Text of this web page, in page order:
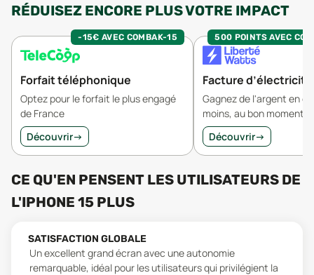
RÉDUISEZ ENCORE PLUS VOTRE IMPACT
-15€ AVEC COMBAK-15
Forfait téléphonique
Optez pour le forfait le plus engagé
de France
Découvrir→
500 POINTS AVEC
Facture d’électricité
Gagnez de l'argent en
moins, au bon moment.
Découvrir→
CE QU'EN PENSENT LES UTILISATEURS DE
L'IPHONE 15 PLUS
SATISFACTION GLOBALE
Un excellent grand écran avec une autonomie
remarquable, idéal pour les utilisateurs qui privilégient la